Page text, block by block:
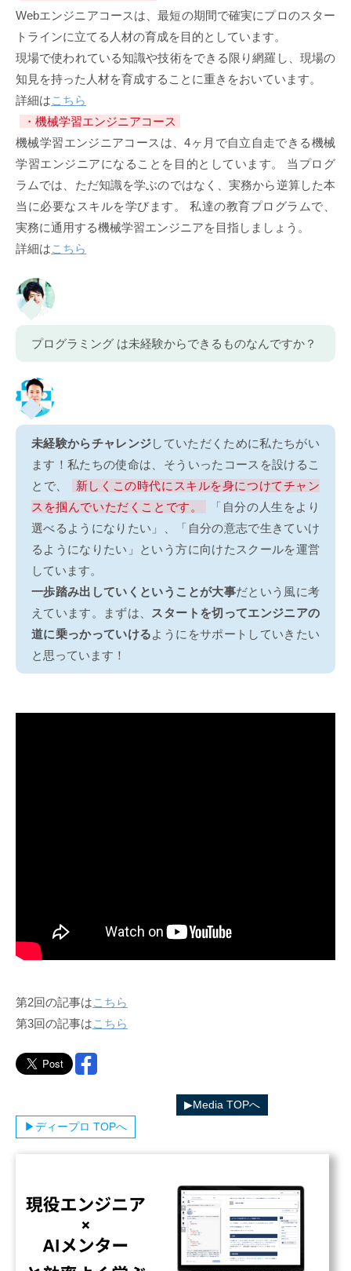
Webエンジニアコースは、最短の期間で確実にプロのスター
トラインに立てる人材の育成を目的としています。
現場で使われている知識や技術をできる限り網羅し、現場の
知見を持った人材を育成することに重きをおいています。
詳細はこちら
・機械学習エンジニアコース
機械学習エンジニアコースは、4ヶ月で自立自走できる機械
学習エンジニアになることを目的としています。 当プログ
ラムでは、ただ知識を学ぶのではなく、実務から逆算した本
当に必要なスキルを学びます。 私達の教育プログラムで、
実務に通用する機械学習エンジニアを目指しましょう。
詳細はこちら
プログラミング は未経験からできるものなんですか？
未経験からチャレンジしていただくために私たちがい
ます！私たちの使命は、そういったコースを設けるこ
とで、
新しくこの時代にスキルを身につけてチャン
スを掴んでいただくことです。
「自分の人生をより
選べるようになりたい」、「自分の意志で生きていけ
るようになりたい」という方に向けたスクールを運営
しています。
一歩踏み出していくということが大事だという風に考
えています。まずは、 スタートを切ってエンジニアの
道に乗っかっていけるようにをサポートしていきたい
と思っています！
第2回の記事はこちら
第3回の記事はこちら
▶︎Media TOPへ
▶︎ディープロ TOPへ